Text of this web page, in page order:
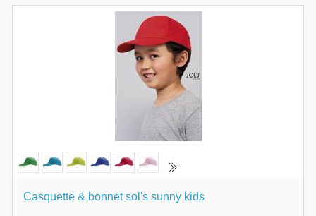
Casquette & bonnet sol's sunny kids